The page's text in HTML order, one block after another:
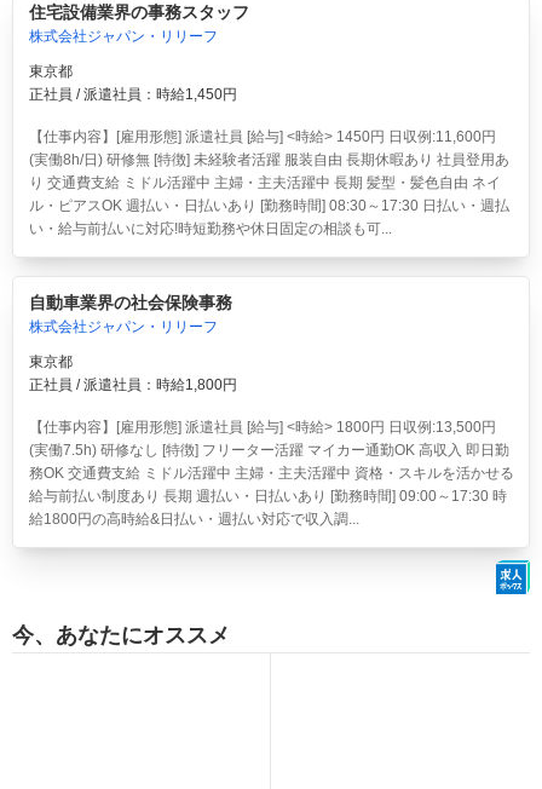
住宅設備業界の事務スタッフ
株式会社ジャパン・リリーフ
東京都
正社員 / 派遣社員：時給1,450円
【仕事内容】[雇用形態] 派遣社員 [給与] <時給> 1450円 日収例:11,600円
(実働8h/日) 研修無 [特徴] 未経験者活躍 服装自由 長期休暇あり 社員登用あ
り 交通費支給 ミドル活躍中 主婦・主夫活躍中 長期 髪型・髪色自由 ネイ
ル・ピアスOK 週払い・日払いあり [勤務時間] 08:30～17:30 日払い・週払
い・給与前払いに対応!時短勤務や休日固定の相談も可...
自動車業界の社会保険事務
株式会社ジャパン・リリーフ
東京都
正社員 / 派遣社員：時給1,800円
【仕事内容】[雇用形態] 派遣社員 [給与] <時給> 1800円 日収例:13,500円
(実働7.5h) 研修なし [特徴] フリーター活躍 マイカー通勤OK 高収入 即日勤
務OK 交通費支給 ミドル活躍中 主婦・主夫活躍中 資格・スキルを活かせる
給与前払い制度あり 長期 週払い・日払いあり [勤務時間] 09:00～17:30 時
給1800円の高時給&日払い・週払い対応で収入調...
今、あなたにオススメ